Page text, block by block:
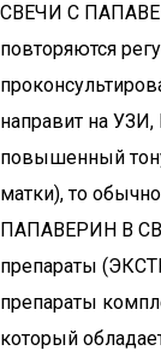
СВЕЧИ С
повторяются
направит на
повышенный
матки), то
ПАПАВЕРИН В
препараты
препараты
который